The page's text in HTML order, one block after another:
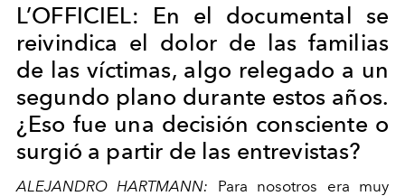
L’OFFICIEL: En el documental se
reivindica el dolor de las familias
de las víctimas, algo relegado a un
segundo plano durante estos años.
¿Eso fue una decisión consciente o
surgió a partir de las entrevistas?
ALEJANDRO HARTMANN: Para nosotros era muy